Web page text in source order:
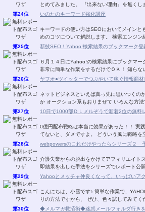
とめてみました。 『出来ない理由』を無く
第24位
いのたのキーワード強化講座
キーワードの使い方はSEOにおいてメイン
めのコツについて解説します。 検索エンジ
第25位
新技SEO！Yahoo!検索結果のブックマーク登
６月１４日にYahoo!の検索結果にブックマー
非常に簡単な作業をするだけでＯＫ！ 知らな
第26位
ヤフオ●ツイッターでつぶやいて稼ぐ情報商
ネットビジネスといえば真っ先に思いつくの
か オークション系もおりまぜて いろんな方
第27位
10日で1000部ＤＬメルぞうで新着2位の無料
0億円配布戦略は本当に効果があった！！ 実
てないと、ダメですよ。 どういう風に戦略
第28位
webpowersのこれだけやったらシリーズ２
介護失業からの脱出をかけてアフィリエイト
即結果を出した手法をシリーズでレポート公
第29位
Yahooとメッチャ仲良くなって、いっぱいア
こんにちは、小雪です♪ 簡単な作業で、
りの方法ですから、 ぜひ、色々試してみて
第30位
◆メルマガ救済術◆迷惑メールフォルダ行きを